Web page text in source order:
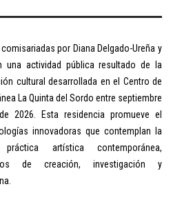
por Diana Delgado-Ureña y
una actividad pública resultado de la
cultural desarrollada en el Centro de
La Quinta del Sordo entre septiembre
2026. Esta residencia promueve el
innovadoras que contemplan la
artística contemporánea,
de creación, investigación y